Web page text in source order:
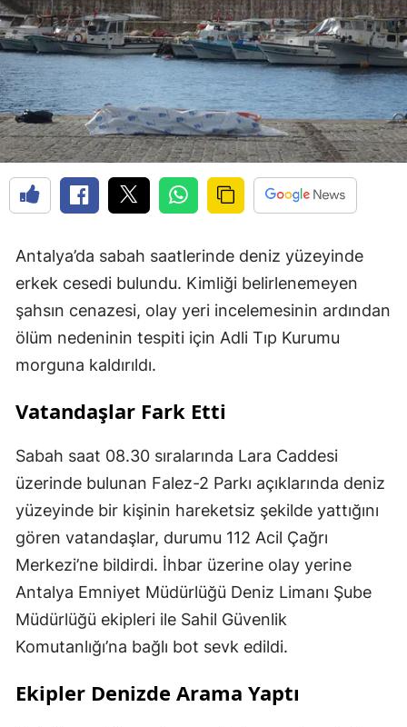
Antalya’da sabah saatlerinde deniz yüzeyinde
erkek cesedi bulundu. Kimliği belirlenemeyen
şahsın cenazesi, olay yeri incelemesinin ardından
ölüm nedeninin tespiti için Adli Tıp Kurumu
morguna kaldırıldı.
Vatandaşlar Fark Etti
Sabah saat 08.30 sıralarında Lara Caddesi
üzerinde bulunan Falez-2 Parkı açıklarında deniz
yüzeyinde bir kişinin hareketsiz şekilde yattığını
gören vatandaşlar, durumu 112 Acil Çağrı
Merkezi’ne bildirdi. İhbar üzerine olay yerine
Antalya Emniyet Müdürlüğü Deniz Limanı Şube
Müdürlüğü ekipleri ile Sahil Güvenlik
Komutanlığı’na bağlı bot sevk edildi.
Ekipler Denizde Arama Yaptı